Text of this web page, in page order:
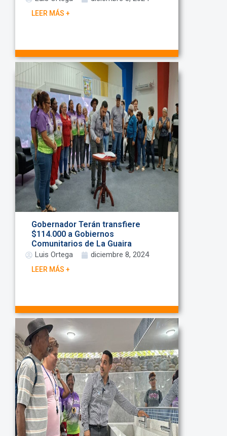
LEER MÁS +
Gobernador Terán transfiere
$114.000 a Gobiernos
Comunitarios de La Guaira
Luis Ortega diciembre 8, 2024
LEER MÁS +